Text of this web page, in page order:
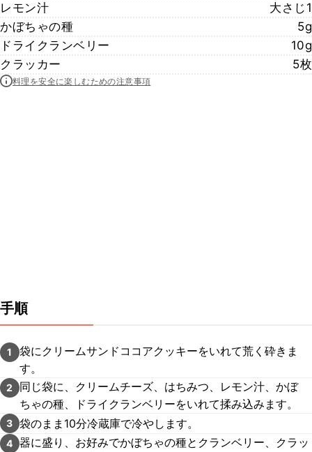
レモン汁
大さじ1
かぼちゃの種
5g
ドライクランベリー
10g
クラッカー
5枚
料理を安全に楽しむための注意事項
手順
1
袋にクリームサンドココアクッキーをいれて荒く砕きま
す。
2
同じ袋に、クリームチーズ、はちみつ、レモン汁、かぼ
ちゃの種、ドライクランベリーをいれて揉み込みます。
3 袋のまま10分冷蔵庫で冷やします。
4 器に盛り、お好みでかぼちゃの種とクランベリー、クラッ